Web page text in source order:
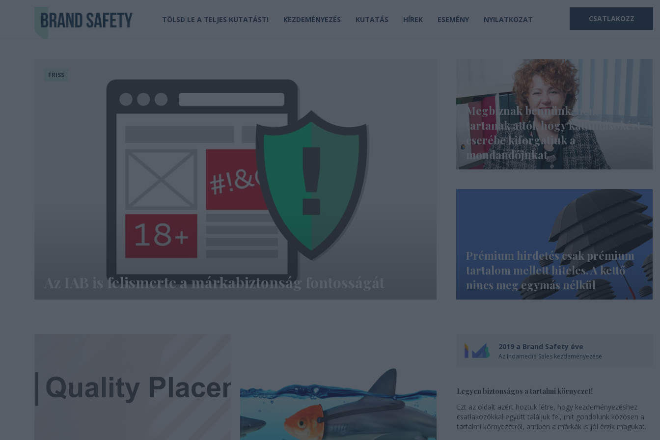
TÖLSD LE A TELJES KUTATÁST! KEZDEMÉNYEZÉS KUTATÁS HÍREK ESEMÉNY NYILATKOZAT CSATLAKOZZ
FRISS
Az IAB is felismerte a márkabiztonság fontosságát
Megbíznak bennünk, nem
tartanak attól, hogy kattintásokért
cserébe kiforgatjuk a
mondandójukat
Prémium hirdetés csak prémium
tartalom mellett hiteles. A kettő
nincs meg egymás nélkül
2019 a Brand Safety éve
Az Indamedia Sales kezdeményezése
Legyen biztonságos a tartalmi környezet!
Ezt az oldalt azért hoztuk létre, hogy kezdeményezéshez
csatlakozókkal együtt találjuk fel, mit gondolunk közösen a
tartalmi környezetről, amiben a márkák is jól érzik magukat.